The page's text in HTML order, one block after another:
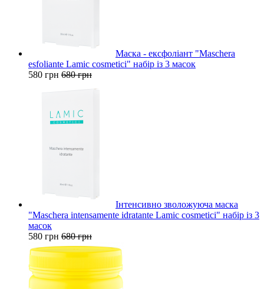
Маска - ексфоліант "Maschera
esfoliante Lamic cosmetici" набір із 3 масок
580 грн 680 грн
Інтенсивно зволожуюча маска
"Maschera intensamente idratante Lamic cosmetici" набір із 3
масок
580 грн 680 грн